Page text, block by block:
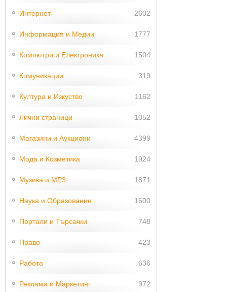
Интернет 2602
Информация и Медии 1777
Компютри и Електроника 1504
Комуникации 319
Култура и Изкуство 1162
Лични страници 1052
Магазини и Аукциони 4399
Мода и Козметика 1924
Музика и MP3 1871
Наука и Образование 1600
Портали и Търсачки 748
Право 423
Работа 636
Реклама и Маркетинг 972